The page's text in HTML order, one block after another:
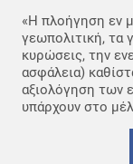
«Η πλοήγηση εν
γεωπολιτική, τα
κυρώσεις, την
ασφάλεια)
αξιολόγηση των
υπάρχουν στο